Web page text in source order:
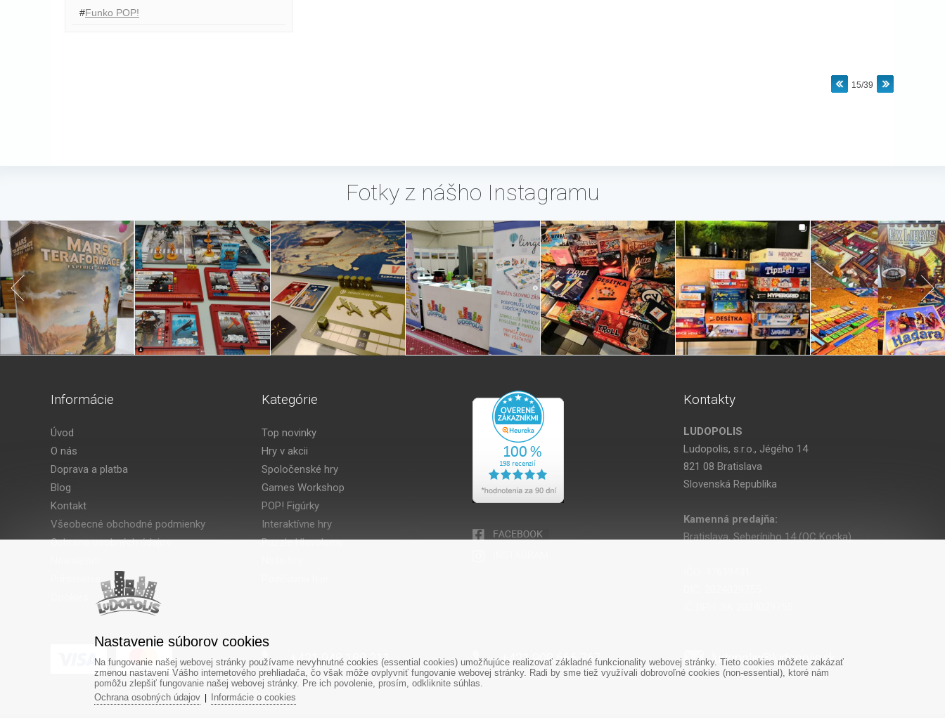
#Funko POP!
15/39
Fotky z nášho Instagramu
Informácie
Úvod
O nás
Doprava a platba
Blog
Kontakt
Všeobecné obchodné podmienky
Ochrana osobných údajov
Kategórie
Top novinky
Hry v akcii
Spoločenské hry
Games Workshop
POP! Figúrky
Interaktívne hry
Puzzle Hlavolamy
Kontakty
LUDOPOLIS
Ludopolis, s.r.o., Jégého 14
821 08 Bratislava
Slovenská Republika
Kamenná predajňa:
Bratislava, Seberíniho 14 (OC Kocka)
‎+421 948 188 211 +421 908 666 767 ludopolis@ludopolis.sk
Nastavenie súborov cookies
Na fungovanie našej webovej stránky používame nevyhnutné cookies (essential cookies) umožňujúce realizovať základné funkcionality webovej stránky. Tieto cookies môžete zakázať
zmenou nastavení Vášho internetového prehliadača, čo však môže ovplyvniť fungovanie webovej stránky. Radi by sme tiež využívali dobrovoľné cookies (non-essential), ktoré nám
pomôžu zlepšiť fungovanie našej webovej stránky. Pre ich povolenie, prosím, odkliknite súhlas.
Ochrana osobných údajov
Informácie o cookies